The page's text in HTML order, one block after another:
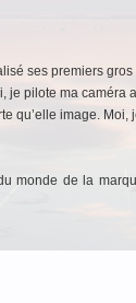
ses premiers gros
je pilote ma caméra
qu’elle image. Moi,
monde de la